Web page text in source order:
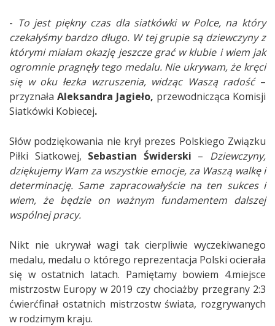
- To jest piękny czas dla siatkówki w Polce, na który
czekałyśmy bardzo długo. W tej grupie są dziewczyny z
którymi miałam okazję jeszcze grać w klubie i wiem jak
ogromnie pragnęły tego medalu. Nie ukrywam, że kręci
się w oku łezka wzruszenia, widząc Waszą radość–
przyznała Aleksandra Jagieło, przewodnicząca Komisji
Siatkówki Kobiecej.
Słów podziękowania nie krył prezes Polskiego Związku
Piłki Siatkowej, Sebastian Świderski – Dziewczyny,
dziękujemy Wam za wszystkie emocje, za Waszą walkę i
determinację. Same zapracowałyście na ten sukces i
wiem, że będzie on ważnym fundamentem dalszej
wspólnej pracy.
Nikt nie ukrywał wagi tak cierpliwie wyczekiwanego
medalu, medalu o którego reprezentacja Polski ocierała
się w ostatnich latach. Pamiętamy bowiem 4.miejsce
mistrzostw Europy w 2019 czy chociażby przegrany 2:3
ćwierćfinał ostatnich mistrzostw świata, rozgrywanych
w rodzimym kraju.